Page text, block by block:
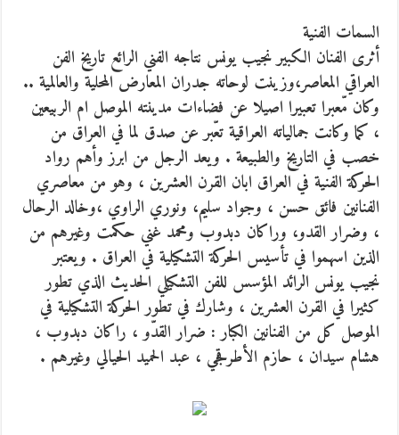
السمات الفنية
أثرى الفنان الكبير نجيب يونس نتاجه الفني الرائع تاريخ الفن
العراقي المعاصر،وزينت لوحاته جدران المعارض المحلية والعالمية ..
وكان مّعبرا تعبيرا اصيلا عن فضاءات مدينته الموصل ام الربيعين
، كما وكانت جمالياته العراقية تعّبر عن صدق لما في العراق من
خصب في التاريخ والطبيعة . ويعد الرجل من ابرز وأهم رواد
الحركة الفنية في العراق ابان القرن العشرين ، وهو من معاصري
الفنانين فائق حسن ، وجواد سليم، ونوري الراوي ،وخالد الرحال
، وضرار القدو، وراكان دبدوب ومحمد غني حكمت وغيرهم من
الذين اسهموا في تأسيس الحركة التشكيلية في العراق . ويعتبر
نجيب يونس الرائد المؤسس للفن التشكيلي الحديث الذي تطور
كثيرا في القرن العشرين ، وشارك في تطور الحركة التشكيلية في
الموصل كل من الفنانين الكبار : ضرار القدّو ، راكان دبدوب ،
هشام سيدان ، حازم الأطرقجي ، عبد الحميد الحيالي وغيرهم .